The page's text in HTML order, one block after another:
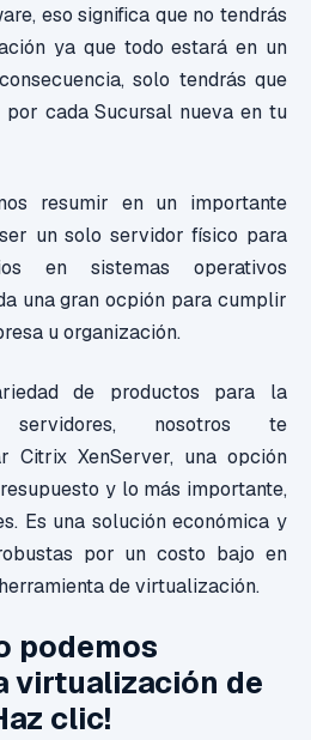
eso significa que no tendrás
ya que todo estará en un
solo tendrás que
cada Sucursal nueva en tu
resumir en un importante
un solo servidor físico para
en sistemas operativos
una gran ocpión para cumplir
u organización.
de productos para la
nosotros te
Citrix XenServer, una opción
y lo más importante,
Es una solución económica y
por un costo bajo en
de virtualización.
podemos
virtualización de
clic!